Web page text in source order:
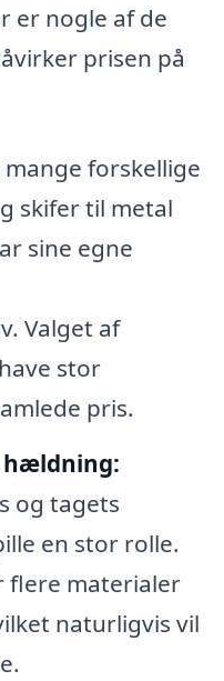
er nogle af de
prisen på
forskellige
skifer til metal
sine egne
Valget af
stor
pris.
hældning:
og tagets
en stor rolle.
flere materialer
naturligvis vil